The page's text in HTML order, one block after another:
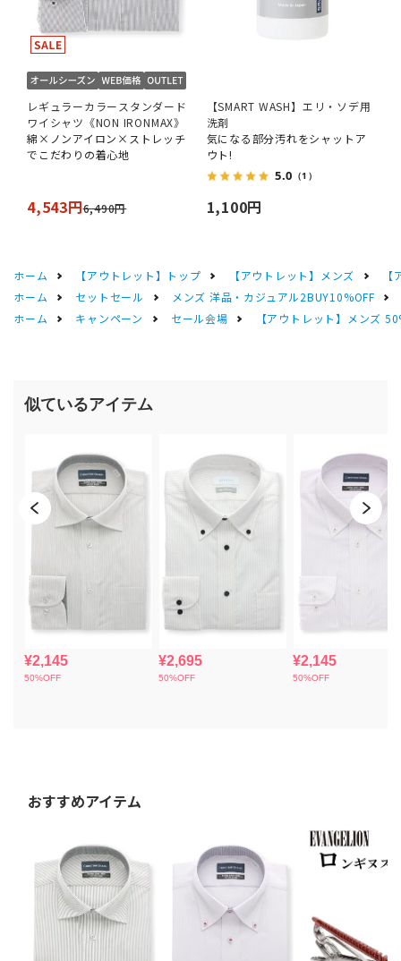
レギュラーカラースタンダード
ワイシャツ《NON IRONMAX》
綿×ノンアイロン×ストレッチ
でこだわりの着心地
4,543円6,490円
【SMART WASH】エリ・ソデ用
洗剤
気になる部分汚れをシャットア
ウト!
5.0 （1）
1,100円
ホーム 【アウトレット】トップ 【アウトレット】メンズ
ホーム
セットセール
メンズ 洋品・カジュアル2BUY10%OFF
ホーム
キャンペーン セール会場 【アウトレット】メンズ